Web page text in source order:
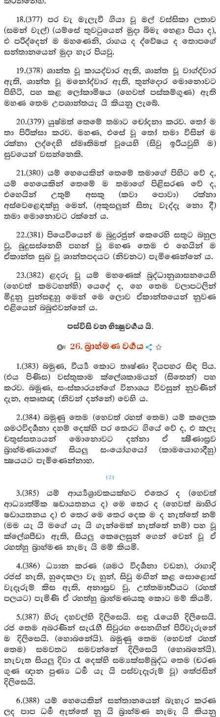
18.(377) පර වැ මැලැවී ගියා වූ මල් වස්සිකා ලතාව
(සමන් වැල්) (යම්සේ තුවටුයෙන් මුදා බිමැ හෙළා පියා ද),
එ පරිද්දෙන් ම මහණෙනි, රාගය ද ද්වේෂය ද තොපගේ
සන්තානයෙන් මුදා හැර පියවු.
19.(378) ශාන්ත වූ කායද්වාර ඇති, ශාන්ත වූ වාග්ද්වාර
ඇති, ශාන්ත වූ මනෝද්වාර ඇති, තුන්දොර මොනොවට
පිහිටි, පහ කළ ලෝකාමිෂය (හෙවත් පස්කම්ගුණ) ඇති
මහණ තෙම උපශාන්තයැ යි කියනු ලැබේ.
20.(379) යුෂ්මත් තෙමේ තමාට චෝදනා කරව. තෝ ම
තා පිරික්සා කරව. මහණ, එසේ වූ තෝ තමා විසින් ම
රක්නා ලද්දෙහි ස්මෘතිමත් වූයෙහි (සිවු ඉරියවුහි ම)
සුවයෙන් වසන්නෙකි.
21.(380) යම් හෙයෙකින් තෙමේ තමාගේ පිහිට වේ ද,
යම් හෙයෙකින් තෙමේ ම තමාගේ පිළිසරණ වේ ද,
එහෙයින් උතුම් අසකු (කවා පොවා) රක්නා
අස්වෙළෙඳක්හු මෙන්, (අකුසලුන් සිතැ වැද්දැ නො දී)
තමා මොනොවට රක්නේ ය.
22.(381) පියෙවියෙන් ම බුදුරජුන් කෙරෙහි සතුට බහුල
වූ, බුදුසස්නෙහි පහන් වූ මහණ තෙම එ හෙයින් ම
ඒකාන්ත සුඛ වූ ශාන්තපදයට (නිවනට) පැමිණෙන්නේ ය.
23.(382) ළදරු වූ යම් මහණෙක් බුද්ධානුශාසනයෙහි
(හෙවත් කමටහන්හි) යෙදේ ද, හෙ තෙම වලාපටලින්
මිදුනු පුන්සඳුහු මෙන් මෙ ලොව ඒකාන්තයෙන් නුවණ
එළියෙන් බබුළුවන්නේ ය.
පස්විසි වන භික්‍ෂුවර්‍ගය යි.
26. බ්‍රාහ්මණ වර්‍ගය
1.(383) බමුණ, වීර්‍ය්‍ය කොට තෘෂ්ණා දියපහර සිඳ පිය.
(එය පිණිස) වස්තුකාම ක්ලේශකාමයන් (සිතෙන්) පහ
කරව. බමුණ, සංස්කාරයන්ගේ විනාශය විවසුන් නුවණින්
දැන, අකෘතඥ (නිවන් දන්නේ) වෙහි ය.
2.(384) බමුණු තෙම (හෙවත් රහත් තෙම) යම් කලෙක
ශමථවිදර්‍ශනා දහම් දෙක්හි පර තෙරට ගියේ වේ ද, එ කලැ
චතුස්සත්‍යයන් මොනොවට දන්නා ඒ ක්‍ෂීණාස්‍රව
බ්‍රාහ්මණයාගේ සියලු සංයෝගයෝ (කාමයොගාදීහු)
ක්‍ෂයයට පැමිණෙන්නාහ.
121
3.(385) යම් ආර්‍ය්‍යශ්‍රාවකයක්හට එතෙර ද (හෙවත්
ආධ්‍යාත්මික ෂඩායතනය ද) මෙ තෙර ද (හෙවත් බාහිර
ෂඩායතනය ද) එ තෙර මෙ තෙර දෙක ම ද නැත්තේ නම්
(මම යැ යි මගේ යැ යි ගැන්මෙක් නැත්තේ නම්) පහ වූ
ක්ලේශපීඩා ඇති, සියලු කෙලෙසුන් ගෙන් වෙන් වූ ඒ
රහත්හු බ්‍රාහ්මණ නැමැ යි මම් කියමි.
4.(386) ධ්‍යාන කරණ (ශමථ විදර්‍ශනා වඩන), රාගාදි
රජස් නැති, හුදෙකලා වැ හුන්, සිවු මඟින් කළ සොළොස්
වැදෑරුම් කිස ඇති, අනාස්‍රව වූ, උත්තමාර්‍ත්‍ථයට (රහත්
පලයට) පැමිණි ඒ රහත්හු බ්‍රාහ්මණයකු කොට මම් කියමි.
5.(387) හිරු දහවල්හි දිලිසෙයි. සඳු රැයෙහි දිලිසෙයි.
රජ තෙම අබරණින් සැරැහී සිවුරඟ සෙනඟින් පිරිවැරුනේ
ම දිලිසෙයි. (හොබනේයි). බමුණු තෙම (හෙවත් රහත්
තෙම) සමවතට සමවන්නේ දිලිසෙයි (හොබනේයි).
නැවැත සියලු දිවා රෑ දෙක්හි සම්‍යක්සම්බුද්ධ තෙම (චරණ
ගුණ ඥාන පුණ්‍ය ධර්‍ම යැ යි පස්වැදෑරුම් වූ) තේජසින්
දිලිසෙයි.
6.(388) යම් හෙයෙකින් සන්තානයෙන් බැහැර කරණ
ලද පාප ධර්‍ම ඇත්තේ නු යි බ්‍රාහ්මණ නැමැ යි කියනු